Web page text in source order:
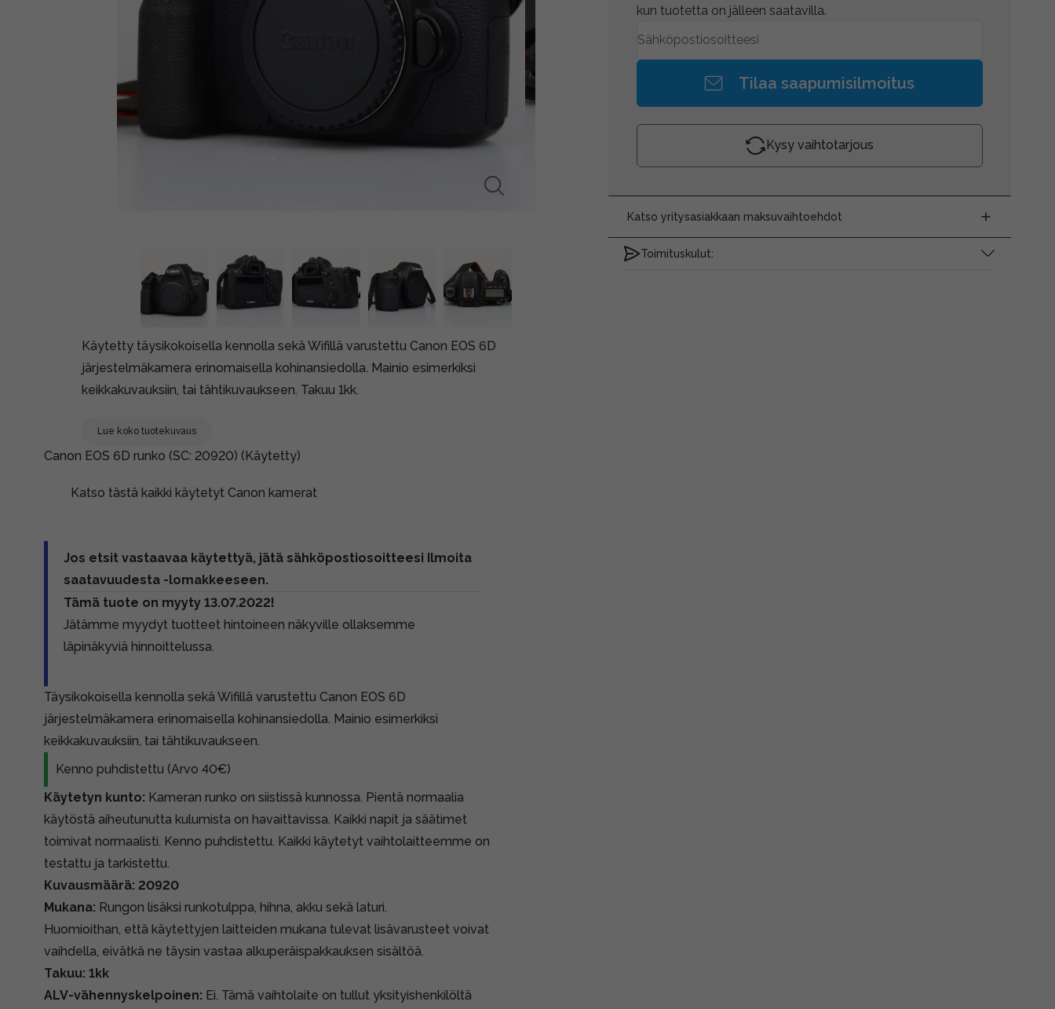
Käytetty täysikokoisella kennolla sekä Wifillä varustettu Canon EOS 6D
järjestelmäkamera erinomaisella kohinansiedolla. Mainio esimerkiksi
keikkakuvauksiin, tai tähtikuvaukseen. Takuu 1kk.
Lue koko tuotekuvaus
kun tuotetta on jälleen saatavilla.
Tilaa saapumisilmoitus
Kysy vaihtotarjous
Katso yritysasiakkaan maksuvaihtoehdot
Toimituskulut:
Canon EOS 6D runko (SC: 20920) (Käytetty)
Katso tästä kaikki käytetyt Canon kamerat
Jos etsit vastaavaa käytettyä, jätä sähköpostiosoitteesi Ilmoita
saatavuudesta -lomakkeeseen.
Tämä tuote on myyty 13.07.2022!
Jätämme myydyt tuotteet hintoineen näkyville ollaksemme
läpinäkyviä hinnoittelussa.
Täysikokoisella kennolla sekä Wifillä varustettu Canon EOS 6D
järjestelmäkamera erinomaisella kohinansiedolla. Mainio esimerkiksi
keikkakuvauksiin, tai tähtikuvaukseen.
Kenno puhdistettu (Arvo 40€)
Käytetyn kunto: Kameran runko on siistissä kunnossa. Pientä normaalia
käytöstä aiheutunutta kulumista on havaittavissa. Kaikki napit ja säätimet
toimivat normaalisti. Kenno puhdistettu. Kaikki käytetyt vaihtolaitteemme on
testattu ja tarkistettu.
Kuvausmäärä: 20920
Mukana: Rungon lisäksi runkotulppa, hihna, akku sekä laturi.
Huomioithan, että käytettyjen laitteiden mukana tulevat lisävarusteet voivat
vaihdella, eivätkä ne täysin vastaa alkuperäispakkauksen sisältöä.
Takuu: 1kk
ALV-vähennyskelpoinen: Ei. Tämä vaihtolaite on tullut yksityishenkilöltä